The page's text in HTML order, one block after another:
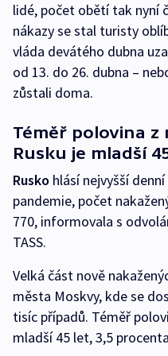
lidé, počet obětí tak nyní
nákazy se stal turisty
vláda devátého dubna
od 13. do 26. dubna –
zůstali doma.
Téměř polovina z
Rusku je mladší
Rusko hlásí nejvyšší
pandemie, počet
770, informovala s
TASS.
Velká část nově
města Moskvy, kde se
tisíc případů. Téměř
mladší 45 let, 3,5